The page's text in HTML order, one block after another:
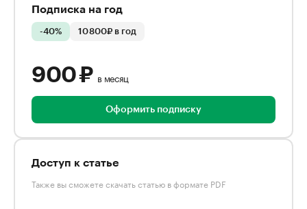
Подписка на год
-40% 10 800₽ в год
900 ₽ в месяц
Оформить подписку
Доступ к статье
Также вы сможете скачать статью в формате PDF